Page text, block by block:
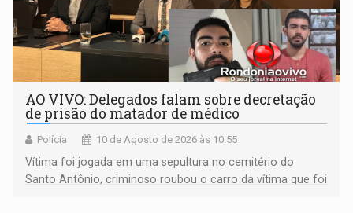
AO VIVO: Delegados falam sobre decretação
de prisão do matador de médico
Polícia 10 de Agosto de 2026 às 10:55
Vítima foi jogada em uma sepultura no cemitério do
Santo Antônio, criminoso roubou o carro da vítima que foi